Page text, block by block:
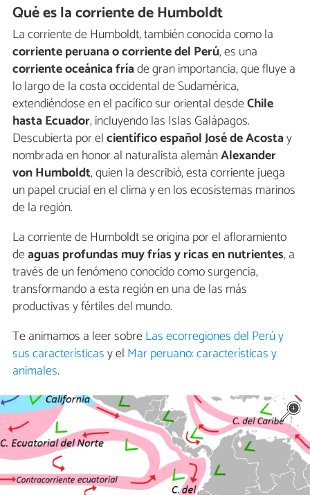
Qué es la corriente de Humboldt
La corriente de Humboldt, también conocida como la
corriente peruana o corriente del Perú, es una
corriente oceánica fríade gran importancia, que fluye a
lo largo de la costa occidental de Sudamérica,
extendiéndose en el pacífico sur oriental desdeChile
hasta Ecuador, incluyendo las Islas Galápagos.
Descubierta por elcientífico español José de Acostay
nombrada en honor al naturalista alemánAlexander
von Humboldt, quien la describió, esta corriente juega
un papel crucial en el clima y en los ecosistemas marinos
de la región.
La corriente de Humboldt se origina por el afloramiento
deaguas profundas muy frías y ricas en nutrientes, a
través de un fenómeno conocido como surgencia,
transformando a esta región en una de las más
productivas y fértiles del mundo.
Te animamos a leer sobreLas ecorregiones del Perú y
sus característicasy el Mar peruano: características y
animales.